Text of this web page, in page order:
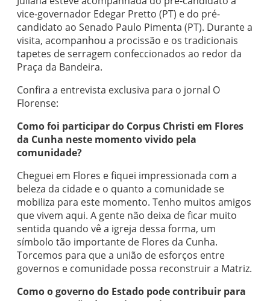
vice-governador Edegar Pretto (PT) e do pré-
candidato ao Senado Paulo Pimenta (PT). Durante a
visita, acompanhou a procissão e os tradicionais
tapetes de serragem confeccionados ao redor da
Praça da Bandeira.
Confira a entrevista exclusiva para o jornal O
Florense:
Como foi participar do Corpus Christi em Flores
da Cunha neste momento vivido pela
comunidade?
Cheguei em Flores e fiquei impressionada com a
beleza da cidade e o quanto a comunidade se
mobiliza para este momento. Tenho muitos amigos
que vivem aqui. A gente não deixa de ficar muito
sentida quando vê a igreja dessa forma, um
símbolo tão importante de Flores da Cunha.
Torcemos para que a união de esforços entre
governos e comunidade possa reconstruir a Matriz.
Como o governo do Estado pode contribuir para